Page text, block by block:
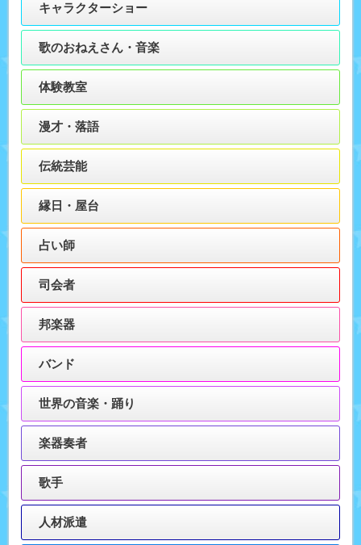
キャラクターショー
歌のおねえさん・音楽
体験教室
漫才・落語
伝統芸能
縁日・屋台
占い師
司会者
邦楽器
バンド
世界の音楽・踊り
楽器奏者
歌手
人材派遣